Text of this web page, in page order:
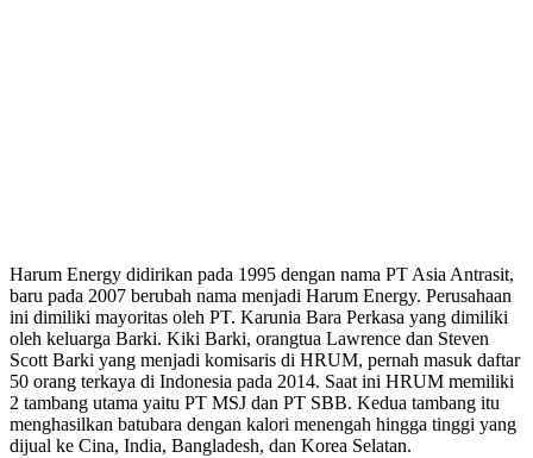
Harum Energy didirikan pada 1995 dengan nama PT Asia Antrasit,
baru pada 2007 berubah nama menjadi Harum Energy. Perusahaan
ini dimiliki mayoritas oleh PT. Karunia Bara Perkasa yang dimiliki
oleh keluarga Barki. Kiki Barki, orangtua Lawrence dan Steven
Scott Barki yang menjadi komisaris di HRUM, pernah masuk daftar
50 orang terkaya di Indonesia pada 2014. Saat ini HRUM memiliki
2 tambang utama yaitu PT MSJ dan PT SBB. Kedua tambang itu
menghasilkan batubara dengan kalori menengah hingga tinggi yang
dijual ke Cina, India, Bangladesh, dan Korea Selatan.